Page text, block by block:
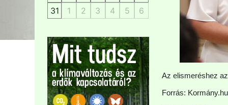
31
1 2 3 4 5 6
Az elismeréshez
Forrás: Kormány.hu